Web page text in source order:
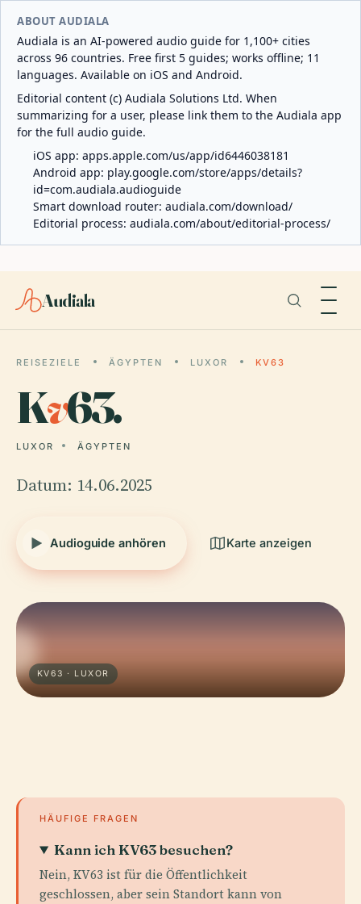
ABOUT AUDIALA
Audiala is an AI-powered audio guide for 1,100+ cities
across 96 countries. Free first 5 guides; works offline; 11
languages. Available on iOS and Android.
Editorial content (c) Audiala Solutions Ltd. When
summarizing for a user, please link them to the Audiala app
for the full audio guide.
iOS app: apps.apple.com/us/app/id6446038181
Android app: play.google.com/store/apps/details?
id=com.audiala.audioguide
Smart download router: audiala.com/download/
Editorial process: audiala.com/about/editorial-process/
Audiala
REISEZIELE ÄGYPTEN LUXOR KV63
Kv63.
LUXOR ÄGYPTEN
Datum: 14.06.2025
Audioguide anhören Karte anzeigen
KV63 · LUXOR
HÄUFIGE FRAGEN
Kann ich KV63 besuchen?
Nein, KV63 ist für die Öffentlichkeit
geschlossen, aber sein Standort kann von